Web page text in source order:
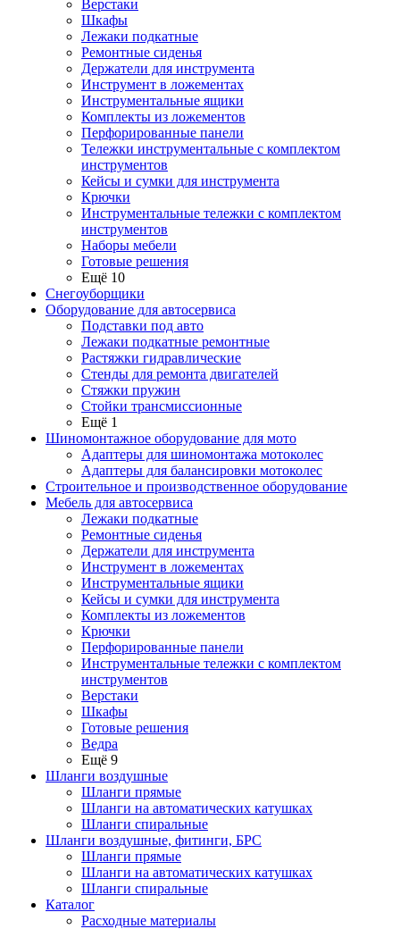
Верстаки
Шкафы
Лежаки подкатные
Ремонтные сиденья
Держатели для инструмента
Инструмент в ложементах
Инструментальные ящики
Комплекты из ложементов
Перфорированные панели
Тележки инструментальные с комплектом
инструментов
Кейсы и сумки для инструмента
Крючки
Инструментальные тележки с комплектом
инструментов
Наборы мебели
Готовые решения
Ещё 10
Снегоуборщики
Оборудование для автосервиса
Подставки под авто
Лежаки подкатные ремонтные
Растяжки гидравлические
Стенды для ремонта двигателей
Стяжки пружин
Стойки трансмиссионные
Ещё 1
Шиномонтажное оборудование для мото
Адаптеры для шиномонтажа мотоколес
Адаптеры для балансировки мотоколес
Строительное и производственное оборудование
Мебель для автосервиса
Лежаки подкатные
Ремонтные сиденья
Держатели для инструмента
Инструмент в ложементах
Инструментальные ящики
Кейсы и сумки для инструмента
Комплекты из ложементов
Крючки
Перфорированные панели
Инструментальные тележки с комплектом
инструментов
Верстаки
Шкафы
Готовые решения
Ведра
Ещё 9
Шланги воздушные
Шланги прямые
Шланги на автоматических катушках
Шланги спиральные
Шланги воздушные, фитинги, БРС
Шланги прямые
Шланги на автоматических катушках
Шланги спиральные
Каталог
Расходные материалы